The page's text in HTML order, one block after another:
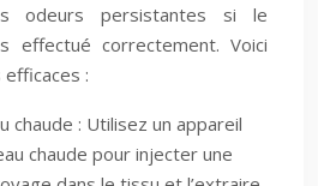
odeurs persistantes si le
effectué correctement. Voici
:
chaude : Utilisez un appareil
chaude pour injecter une